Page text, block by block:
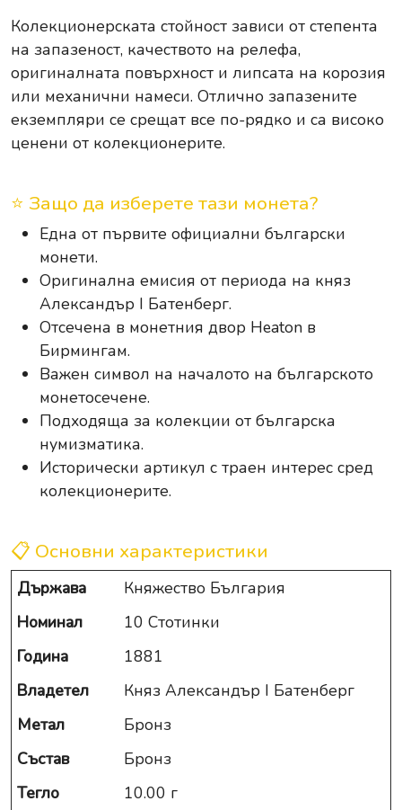
Колекционерската стойност зависи от степента
на запазеност, качеството на релефа,
оригиналната повърхност и липсата на корозия
или механични намеси. Отлично запазените
екземпляри се срещат все по-рядко и са високо
ценени от колекционерите.
⭐ Защо да изберете тази монета?
Една от първите официални български
монети.
Оригинална емисия от периода на княз
Александър I Батенберг.
Отсечена в монетния двор Heaton в
Бирмингам.
Важен символ на началото на българското
монетосечене.
Подходяща за колекции от българска
нумизматика.
Исторически артикул с траен интерес сред
колекционерите.
📋 Основни характеристики
Държава
Княжество България
Номинал
10 Стотинки
Година
1881
Владетел
Княз Александър I Батенберг
Метал
Бронз
Състав
Бронз
Тегло
10.00 г